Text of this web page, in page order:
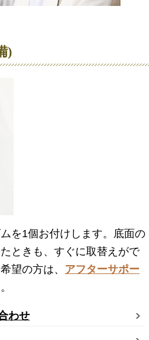
)
を1個お付けします。底面の
ときも、すぐに取替えがで
望の方は、 アフターサポー
わせ